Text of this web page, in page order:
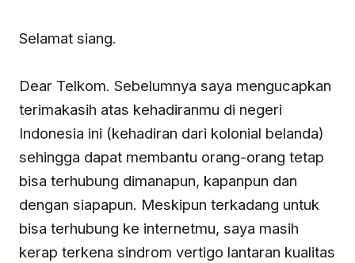
Selamat siang.
Dear Telkom. Sebelumnya saya mengucapkan
terimakasih atas kehadiranmu di negeri
Indonesia ini (kehadiran dari kolonial belanda)
sehingga dapat membantu orang-orang tetap
bisa terhubung dimanapun, kapanpun dan
dengan siapapun. Meskipun terkadang untuk
bisa terhubung ke internetmu, saya masih
kerap terkena sindrom vertigo lantaran kualitas